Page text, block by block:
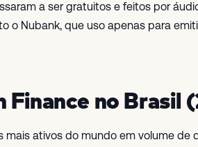
a ser gratuitos e feitos por
o Nubank, que uso apenas para
Finance no Brasil
mais ativos do mundo em volume de